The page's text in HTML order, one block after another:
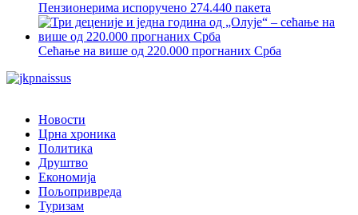
Пензионерима испоручено 274.440 пакета
Сећање на више од 220.000 прогнаних Срба
Новости
Црна хроника
Политика
Друштво
Економија
Пољопривреда
Туризам